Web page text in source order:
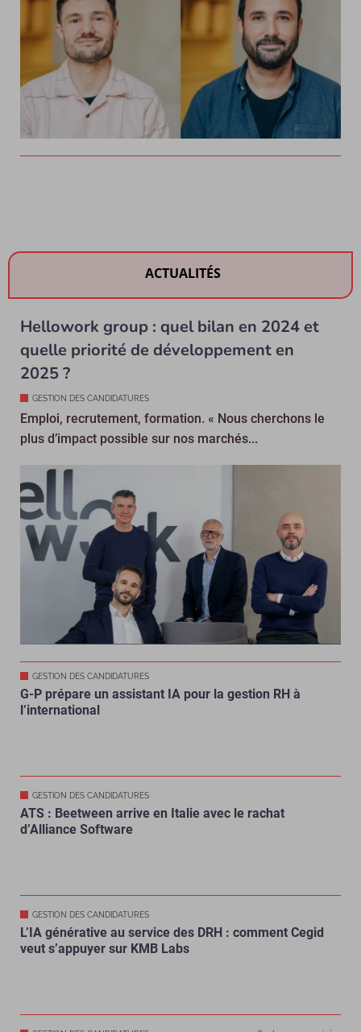
ACTUALITÉS
Hellowork group : quel bilan en 2024 et
quelle priorité de développement en
2025 ?
GESTION DES CANDIDATURES
Emploi, recrutement, formation. « Nous cherchons le
plus d’impact possible sur nos marchés...
GESTION DES CANDIDATURES
G-P prépare un assistant IA pour la gestion RH à
l’international
GESTION DES CANDIDATURES
ATS : Beetween arrive en Italie avec le rachat
d’Alliance Software
GESTION DES CANDIDATURES
L’IA générative au service des DRH : comment Cegid
veut s’appuyer sur KMB Labs